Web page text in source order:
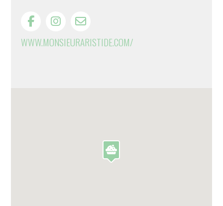
WWW.MONSIEURARISTIDE.COM/